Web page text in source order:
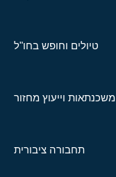
טיולים וחופש בחו"ל
משכנתאות וייעוץ מחזור
תחבורה ציבורית